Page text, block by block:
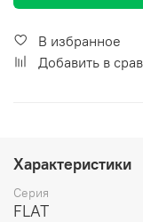
В избранное
Добавить в
Характеристики
Серия
FLAT